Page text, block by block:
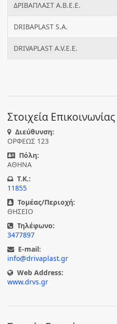
ΔΡΙΒΑΠΛΑΣΤ Α.Β.Ε.Ε.
DRIBAPLAST S.A.
DRIVAPLAST A.V.E.E.
Στοιχεία Επικοινωνίας
Διεύθυνση:
ΟΡΦΕΩΣ 123
Πόλη:
ΑΘΗΝΑ
T.K.:
11855
Τομέας/Περιοχή:
ΘΗΣΕΙΟ
Τηλέφωνο:
3477897
E-mail:
info@drivaplast.gr
Web Address:
www.drvs.gr